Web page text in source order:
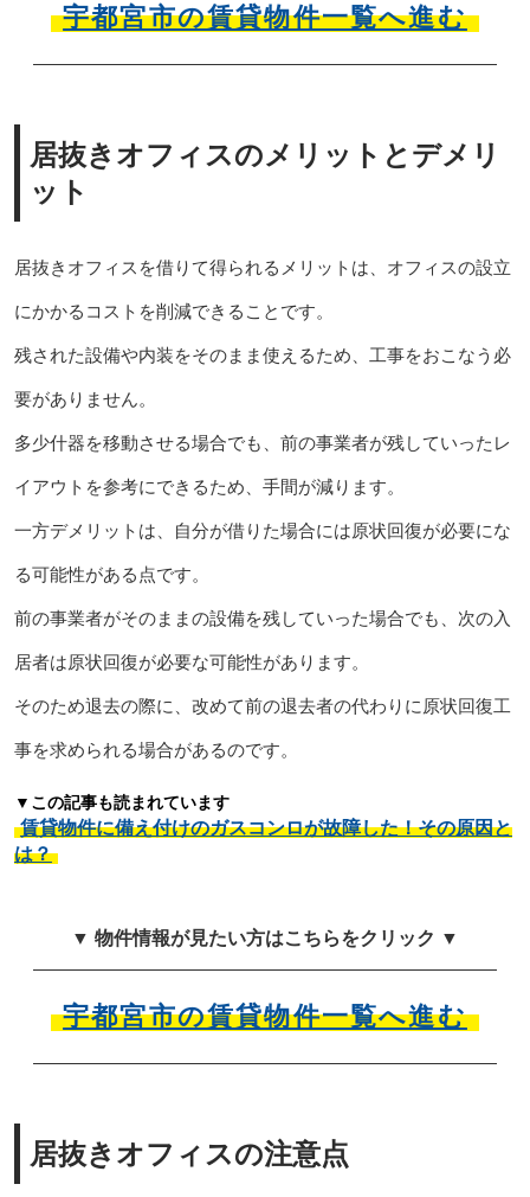
宇都宮市の賃貸物件一覧へ進む
居抜きオフィスのメリットとデメリ
ット
居抜きオフィスを借りて得られるメリットは、オフィスの設立
にかかるコストを削減できることです。
残された設備や内装をそのまま使えるため、工事をおこなう必
要がありません。
多少什器を移動させる場合でも、前の事業者が残していったレ
イアウトを参考にできるため、手間が減ります。
一方デメリットは、自分が借りた場合には原状回復が必要にな
る可能性がある点です。
前の事業者がそのままの設備を残していった場合でも、次の入
居者は原状回復が必要な可能性があります。
そのため退去の際に、改めて前の退去者の代わりに原状回復工
事を求められる場合があるのです。
▼この記事も読まれています
賃貸物件に備え付けのガスコンロが故障した！その原因と
は？
▼ 物件情報が見たい方はこちらをクリック ▼
宇都宮市の賃貸物件一覧へ進む
居抜きオフィスの注意点